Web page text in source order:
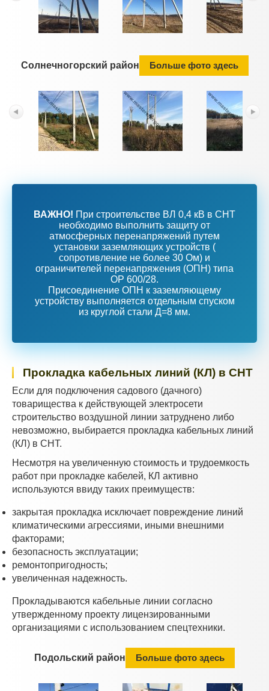
Солнечногорский район Больше фото здесь
ВАЖНО! При строительстве ВЛ 0,4 кВ в СНТ
необходимо выполнить защиту от
атмосферных перенапряжений путем
установки заземляющих устройств (
сопротивление не более 30 Ом) и
ограничителей перенапряжения (ОПН) типа
ОР 600/28.
Присоединение ОПН к заземляющему
устройству выполняется отдельным спуском
из круглой стали Д=8 мм.
Прокладка кабельных линий (КЛ) в СНТ
Если для подключения садового (дачного)
товарищества к действующей электросети
строительство воздушной линии затруднено либо
невозможно, выбирается прокладка кабельных линий
(КЛ) в СНТ.
Несмотря на увеличенную стоимость и трудоемкость
работ при прокладке кабелей, КЛ активно
используются ввиду таких преимуществ:
закрытая прокладка исключает повреждение линий
климатическими агрессиями, иными внешними
факторами;
безопасность эксплуатации;
ремонтопригодность;
увеличенная надежность.
Прокладываются кабельные линии согласно
утвержденному проекту лицензированными
организациями с использованием спецтехники.
Подольский район Больше фото здесь